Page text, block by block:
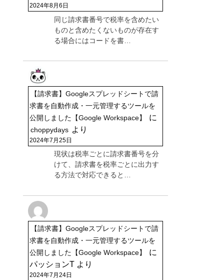
2024年8月6日
同じ請求書番号で税率を含めたい
ものと含めたくないものが存在す
る場合にはコードを書…
【請求書】Googleスプレッドシートで請
求書を自動作成・一元管理するツールを
公開しました【Google Workspace】
に
choppydays より
2024年7月25日
現状は税率ごとに請求書番号を分
けて、請求書を税率ごとに出力す
る方法で対応できると…
【請求書】Googleスプレッドシートで請
求書を自動作成・一元管理するツールを
公開しました【Google Workspace】
に
パッションT より
2024年7月24日